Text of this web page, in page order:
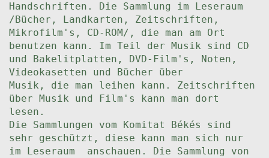
Handschriften. Die Sammlung im Leseraum
/Bücher, Landkarten, Zeitschriften,
Mikrofilm's, CD-ROM/, die man am Ort
benutzen kann. Im Teil der Musik sind CD
und Bakelitplatten, DVD-Film's, Noten,
Videokasetten und Bücher über
Musik, die man leihen kann. Zeitschriften
über Musik und Film's kann man dort
lesen.
Die Sammlungen vom Komitat Békés sind
sehr geschützt, diese kann man sich nur
im Leseraum anschauen. Die Sammlung von